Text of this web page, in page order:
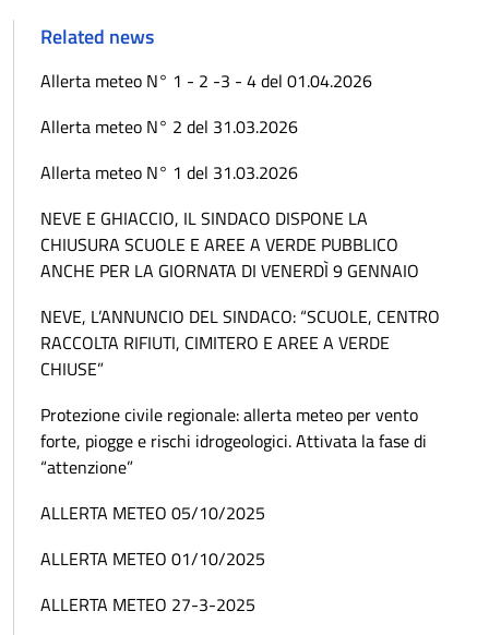
Related news
Allerta meteo N° 1 - 2 -3 - 4 del 01.04.2026
Allerta meteo N° 2 del 31.03.2026
Allerta meteo N° 1 del 31.03.2026
NEVE E GHIACCIO, IL SINDACO DISPONE LA
CHIUSURA SCUOLE E AREE A VERDE PUBBLICO
ANCHE PER LA GIORNATA DI VENERDÌ 9 GENNAIO
NEVE, L’ANNUNCIO DEL SINDACO: “SCUOLE, CENTRO
RACCOLTA RIFIUTI, CIMITERO E AREE A VERDE
CHIUSE”
Protezione civile regionale: allerta meteo per vento
forte, piogge e rischi idrogeologici. Attivata la fase di
“attenzione”
ALLERTA METEO 05/10/2025
ALLERTA METEO 01/10/2025
ALLERTA METEO 27-3-2025